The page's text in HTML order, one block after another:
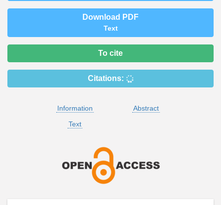
Download PDF
Text
To cite
Citations:
Information
Abstract
Text